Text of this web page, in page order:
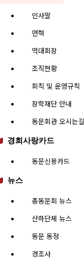
인사말
연혁
역대회장
조직현황
회칙 및 운영규칙
장학재단 안내
동문회관 오시는길
경희사랑카드
동문신용카드
뉴스
총동문회 뉴스
산하단체 뉴스
동문 동정
경조사